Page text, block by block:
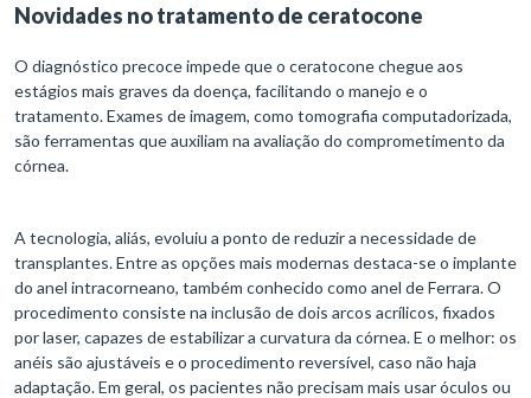
Novidades no tratamentode ceratocone
O diagnóstico precoce impede que o ceratocone chegue aos
estágios mais graves da doença, facilitando o manejo e o
tratamento. Exames de imagem, como tomografia computadorizada,
são ferramentas que auxiliam na avaliação do comprometimento da
córnea.
A tecnologia, aliás, evoluiu a ponto de reduzir a necessidade de
transplantes. Entre as opções mais modernas destaca-se o implante
do anel intracorneano, também conhecido como anel de Ferrara. O
procedimento consiste na inclusão de dois arcos acrílicos, fixados
por laser, capazes de estabilizar a curvatura da córnea. E o melhor: os
anéis são ajustáveis e o procedimento reversível, caso não haja
adaptação. Em geral, os pacientes não precisam mais usar óculos ou